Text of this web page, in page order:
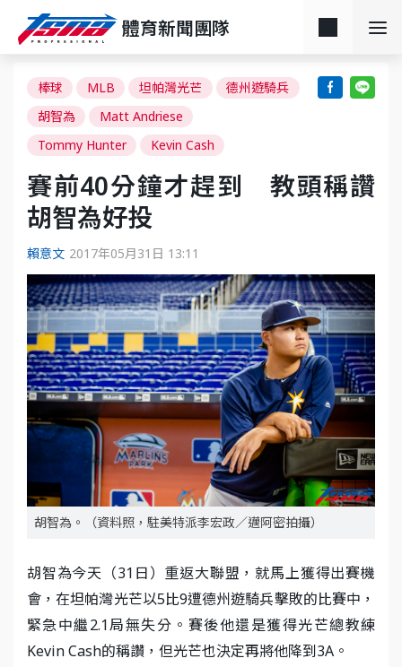
體育新聞團隊
棒球 MLB 坦帕灣光芒
德州遊騎兵
胡智為
Matt Andriese
Tommy Hunter
Kevin Cash
賽前40分鐘才趕到 教頭稱讚
胡智為好投
賴意文 2017年05月31日 13:11
胡智為。（資料照，駐美特派李宏政／邁阿密拍攝）
胡智為今天（31日）重返大聯盟，就馬上獲得出賽機
會，在坦帕灣光芒以5比9遭德州遊騎兵擊敗的比賽中，
緊急中繼2.1局無失分。賽後他還是獲得光芒總教練
Kevin Cash的稱讚，但光芒也決定再將他降到3A。